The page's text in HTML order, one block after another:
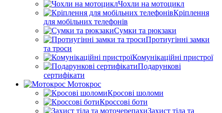
Чохли на мотоцикл
Кріплення
для мобільних телефонів
Сумки та рюкзаки
Протиугінні замки
та троси
Комунікаційні пристрої
Подарункові
сертифікати
Мотокрос
Кросові шоломи
Кроссові боти
Захист тіла та